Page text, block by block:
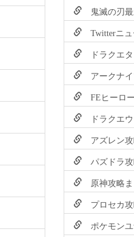
鬼滅の刃最
Twitterニュ
ドラクエタ
アークナイ
FEヒーロ
ドラクエウ
アズレン攻
パズドラ攻
原神攻略ま
プロセカ攻
ポケモンユ